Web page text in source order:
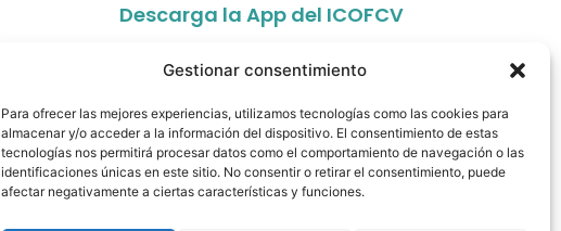
Gestionar consentimiento
Para ofrecer las mejores experiencias, utilizamos tecnologías como las cookies para
almacenar y/o acceder a la información del dispositivo. El consentimiento de estas
tecnologías nos permitirá procesar datos como el comportamiento de navegación o las
identificaciones únicas en este sitio. No consentir o retirar el consentimiento, puede
afectar negativamente a ciertas características y funciones.
Descarga la App del ICOFCV
app.colfisiocv.com